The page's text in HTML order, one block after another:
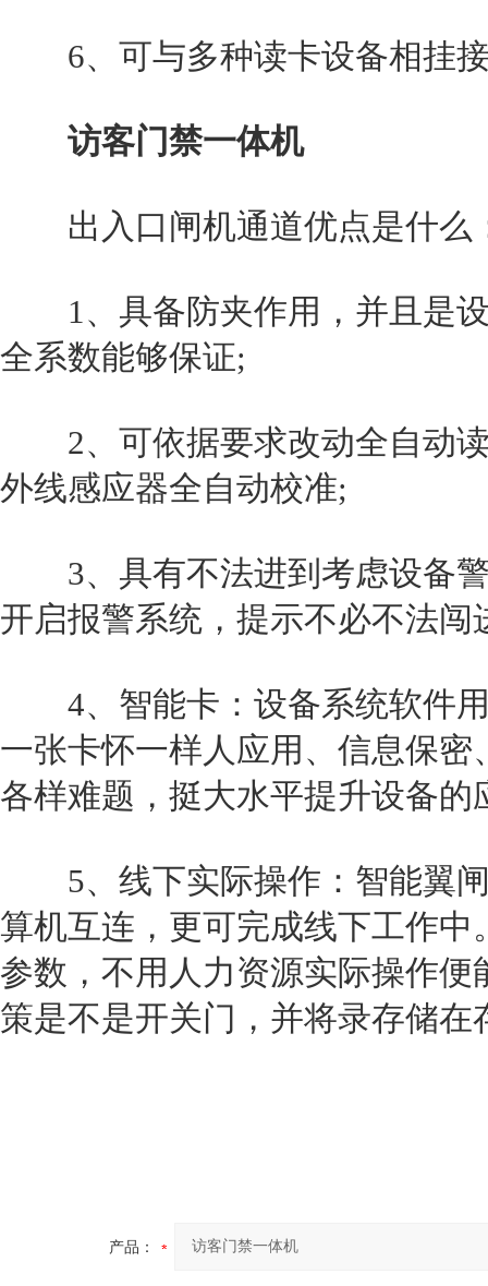
6、可与多种读卡设备相挂接
访客门禁一体机
出入口闸机通道优点是什么
1、具备防夹作用，并且是设
全系数能够保证;
2、可依据要求改动全自动读
外线感应器全自动校准;
3、具有不法进到考虑设备警
开启报警系统，提示不必不法闯
4、智能卡：设备系统软件用
一张卡怀一样人应用、信息保
各样难题，挺大水平提升设备的
5、线下实际操作：智能翼闸
算机互连，更可完成线下工作
参数，不用人力资源实际操作
策是不是开关门，并将录存储在
产品：